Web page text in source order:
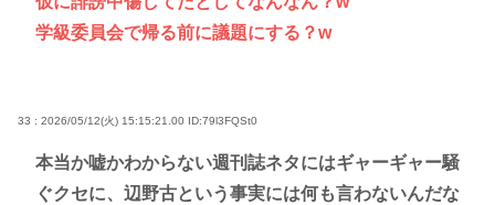
学級委員会で帰る前に議題にする？w
33 : 2026/05/12(火) 15:15:21.00 ID:79l3FQSt0
本当か嘘かわからない週刊誌ネタにはギャーギャー騒
ぐクセに、辺野古という事実には何も言わないんだな